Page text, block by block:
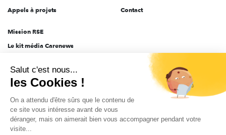
Appels à projets
Contact
Mission RSE
Le kit média Carenews
AEF info
Novethic
PRODURABLE
Inclusiv Day
Salut c'est nous...
les Cookies !
On a attendu d'être sûrs que le contenu de
ce site vous intéresse avant de vous
déranger, mais on aimerait bien vous accompagner pendant votre
visite...